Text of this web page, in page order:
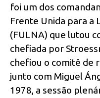
foi um dos
Frente Unida para a
(FULNA) que lutou
chefiada por
chefiou o comitê de
junto com Miguel
1978, a sessão